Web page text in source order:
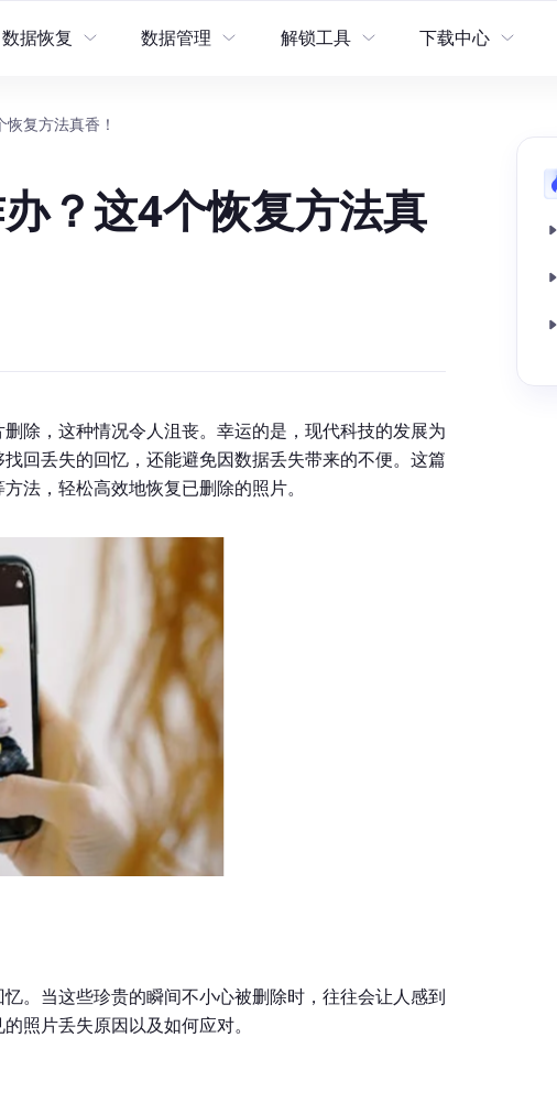
数据恢复
安卓数据恢复工具
苹果数据恢复工具
数据管理
牛学长苹果数据管理工具
解锁工具
牛学长iCloud解锁工具
下载中心
复方法真香！
？这4个恢复方法真
除，这种情况令人沮丧。幸运的是，现代科技的发展为
回丢失的回忆，还能避免因数据丢失带来的不便。这篇
法，轻松高效地恢复已删除的照片。
。当这些珍贵的瞬间不小心被删除时，往往会让人感到
照片丢失原因以及如何应对。